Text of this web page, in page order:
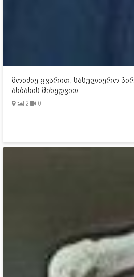
მოიძიე გვარით, სასულიერო
ანბანის მიხედვით
2 0